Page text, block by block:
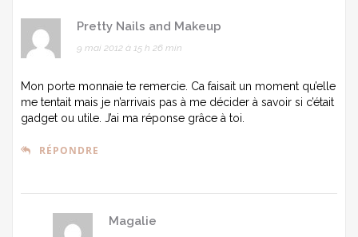
Pretty Nails and Makeup
9 mai 2012 à 15 h 26 min
Mon porte monnaie te remercie. Ca faisait un moment qu’elle
me tentait mais je n’arrivais pas à me décider à savoir si c’était
gadget ou utile. J’ai ma réponse grâce à toi.
RÉPONDRE
Magalie